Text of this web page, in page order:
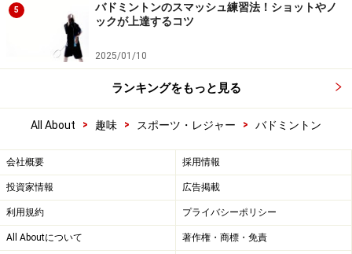
5
バドミントンのスマッシュ練習法！ショットやノ
ックが上達するコツ
2025/01/10
ランキングをもっと見る
All About > 趣味 > スポーツ・レジャー > バドミントン
会社概要 採用情報
投資家情報 広告掲載
利用規約 プライバシーポリシー
All Aboutについて 著作権・商標・免責